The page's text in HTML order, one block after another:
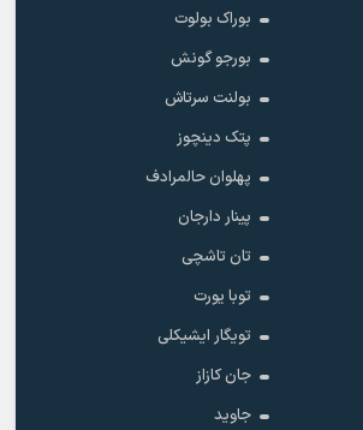
بوراک بولوت
بورجو گونش
بولنت سرتاش
پتک دینچوز
پهلوان حالمرادف
پینار دارجان
تان تاشچی
توبا یورت
تویگار ایشیکلی
جان کازاز
جاوید